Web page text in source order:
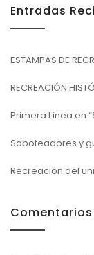
Entradas
ESTAMPAS DE
RECREACIÓN
Primera Línea en
Saboteadores y
Recreación del